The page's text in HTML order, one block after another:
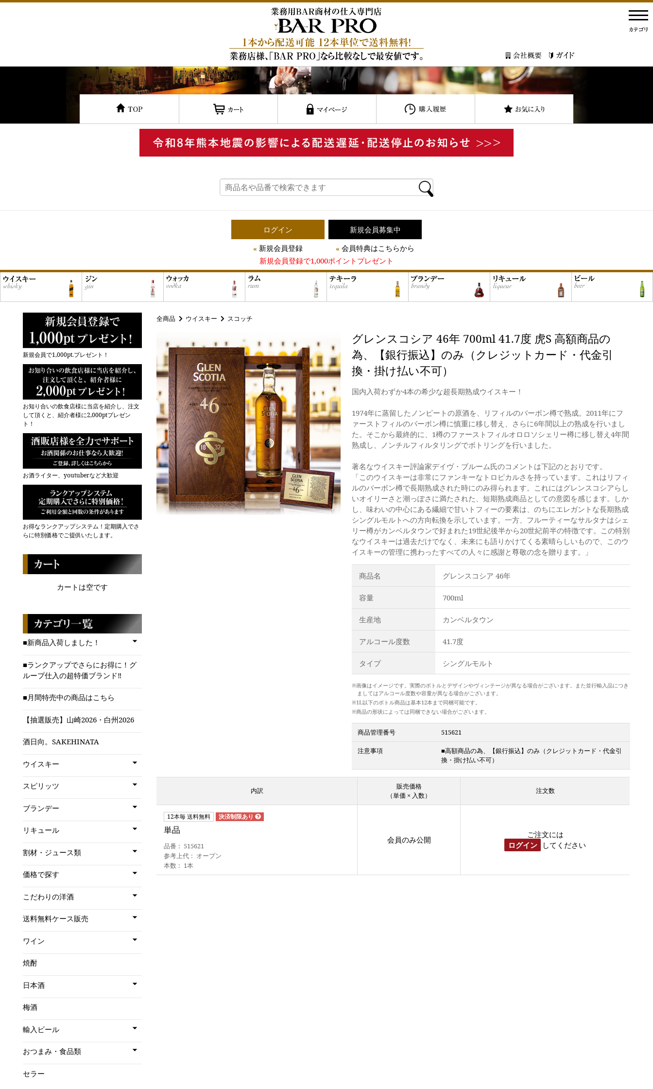
ログイン
新規会員登録
新規会員募集中
会員特典はこちらから
新規会員登録で1,000ポイントプレゼント
全商品 ウイスキー スコッチ
グレンスコシア 46年 700ml 41.7度 虎S 高額商品の
為、【銀行振込】のみ（クレジットカード・代金引
換・掛け払い不可）
国内入荷わずか4本の希少な超長期熟成ウイスキー！
1974年に蒸留したノンピートの原酒を、リフィルのバーボン樽で熟成。2011年にフ
ァーストフィルのバーボン樽に慎重に移し替え、さらに6年間以上の熟成を行いまし
た。そこから最終的に、1樽のファーストフィルオロロソシェリー樽に移し替え4年間
熟成し、ノンチルフィルタリングでボトリングを行いました。
著名なウイスキー評論家デイヴ・ブルーム氏のコメントは下記のとおりです。
「このウイスキーは非常にファンキーなトロピカルさを持っています。これはリフィ
ルのバーボン樽で長期熟成された時にのみ得られます。これにはグレンスコシアらし
いオイリーさと潮っぽさに満たされた、短期熟成商品としての意図を感じます。しか
し、味わいの中心にある繊細で甘いトフィーの要素は、のちにエレガントな長期熟成
シングルモルトへの方向転換を示しています。一方、フルーティーなサルタナはシェ
リー樽がカンベルタウンで好まれた19世紀後半から20世紀前半の特徴です。この特別
なウイスキーは過去だけでなく、未来にも語りかけてくる素晴らしいもので、このウ
イスキーの管理に携わったすべての人々に感謝と尊敬の念を贈ります。」
商品名 グレンスコシア 46年
容量 700ml
生産地 カンベルタウン
アルコール度数 41.7度
タイプ シングルモルト
※画像はイメージです。実際のボトルとデザインやヴィンテージが異なる場合がございます。また並行輸入品につき
ましてはアルコール度数や容量が異なる場合がございます。
※1L以下のボトル商品は基本12本まで同梱可能です。
※商品の形状によっては同梱できない場合がございます。
商品管理番号 515621
注意事項
■高額商品の為、【銀行振込】のみ（クレジットカード・代金引
換・掛け払い不可）
内訳
販売価格
（単価 × 入数）
注文数
12本毎 送料無料
単品
品番
515621
参考上代
オープン
本数
1本
会員のみ公開
ご注文には
ログイン
してください
新規会員で1,000pt.プレゼント！
お知り合いの飲食店様に当店を紹介し、注文
して頂くと、紹介者様に2,000ptプレゼン
ト！
お酒ライター、youtuberなど大歓迎
お得なランクアップシステム！定期購入でさ
らに特別価格でご提供いたします。
カートは空です
■新商品入荷しました！
■ランクアップでさらにお得に！グ
ループ仕入の超特価ブランド‼
■月間特売中の商品はこちら
【抽選販売】山崎2026・白州2026
酒日向。SAKEHINATA
ウイスキー
スピリッツ
ブランデー
リキュール
割材・ジュース類
価格で探す
こだわりの洋酒
送料無料ケース販売
ワイン
焼酎
日本酒
梅酒
輸入ビール
おつまみ・食品類
セラー